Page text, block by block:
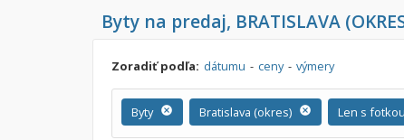
Predaj
Cena
Do:
Byty na predaj, BRATISLAVA
Zoradiť podľa: dátumu - ceny - výmery
Byty cancel Bratislava (okres) cancel Len s fotkou